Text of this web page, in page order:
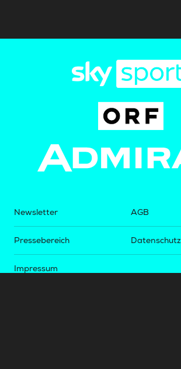
Newsletter
Pressebereich
Impressum
AGB
Datenschutz